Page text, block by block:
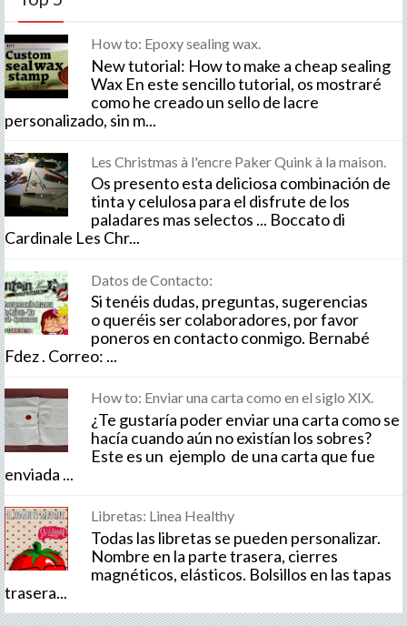
How to: Epoxy sealing wax.
New tutorial: How to make a cheap sealing
Wax En este sencillo tutorial, os mostraré
como he creado un sello de lacre
personalizado, sin m...
Les Christmas à l'encre Paker Quink à la maison.
Os presento esta deliciosa combinación de
tinta y celulosa para el disfrute de los
paladares mas selectos ... Boccato di
Cardinale Les Chr...
Datos de Contacto:
Si tenéis dudas, preguntas, sugerencias
o queréis ser colaboradores, por favor
poneros en contacto conmigo. Bernabé
Fdez . Correo: ...
How to: Enviar una carta como en el siglo XIX.
¿Te gustaría poder enviar una carta como se
hacía cuando aún no existían los sobres?
Este es un ejemplo de una carta que fue
enviada ...
Libretas: Linea Healthy
Todas las libretas se pueden personalizar.
Nombre en la parte trasera, cierres
magnéticos, elásticos. Bolsillos en las tapas
trasera...